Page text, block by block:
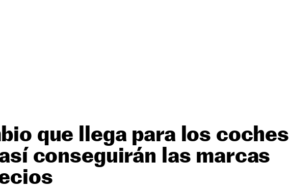
que llega para los coches
conseguirán las marcas